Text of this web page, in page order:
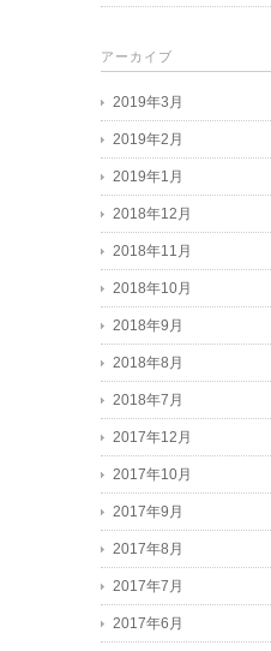
アーカイブ
2019年3月
2019年2月
2019年1月
2018年12月
2018年11月
2018年10月
2018年9月
2018年8月
2018年7月
2017年12月
2017年10月
2017年9月
2017年8月
2017年7月
2017年6月